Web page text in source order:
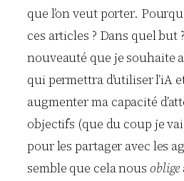
que l’on veut porter.
ces articles ? Dans quel but
nouveauté que je souhaite
qui permettra d’utiliser l’iA
augmenter ma capacité
objectifs (que du coup je
pour les partager avec les
semble que cela nous oblige